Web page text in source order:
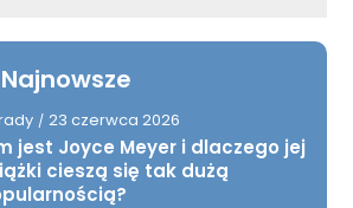
Najnowsze
/ 23 czerwca 2026
jest Joyce Meyer i dlaczego jej
cieszą się tak dużą